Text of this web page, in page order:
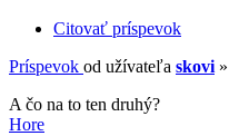
Citovať príspevok
Príspevok od užívateľa skovi »
A čo na to ten druhý?
Hore